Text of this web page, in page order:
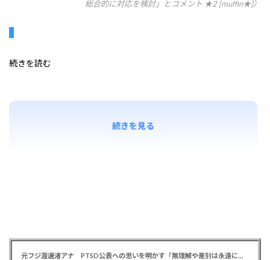
総合的に対応を検討」とコメント ★2 [muffin★]）
続きを読む
続きを見る
元フジ渡邊渚アナ PTSD公表への思いを明かす「無理解や差別は永遠に変わらない」「同じ病気になったことのない人間にはわからない」